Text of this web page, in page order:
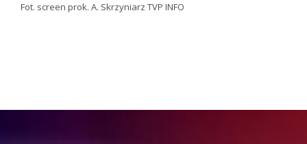
Fot. screen prok. A. Skrzyniarz TVP INFO